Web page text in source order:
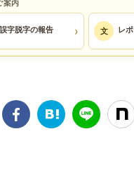
案内
字脱字の報告 › 文 レ